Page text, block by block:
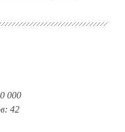
000
42